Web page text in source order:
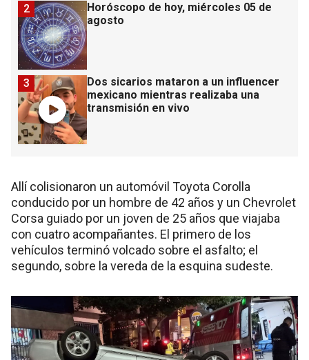
Horóscopo de hoy, miércoles 05 de
agosto
2
Dos sicarios mataron a un influencer
mexicano mientras realizaba una
transmisión en vivo
3
Allí colisionaron un automóvil Toyota Corolla
conducido por un hombre de 42 años y un Chevrolet
Corsa guiado por un joven de 25 años que viajaba
con cuatro acompañantes. El primero de los
vehículos terminó volcado sobre el asfalto; el
segundo, sobre la vereda de la esquina sudeste.